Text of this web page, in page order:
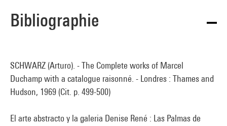
Bibliographie
SCHWARZ (Arturo). - The Complete works of Marcel
Duchamp with a catalogue raisonné. - Londres : Thames and
Hudson, 1969 (Cit. p. 499-500)
El arte abstracto y la galeria Denise René : Las Palmas de